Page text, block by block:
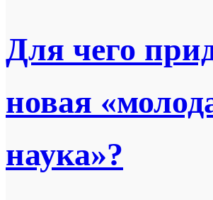
Для чего
новая
наука»?